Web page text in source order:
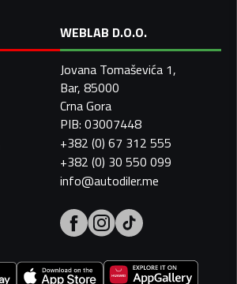
WEBLAB D.O.O.
Jovana Tomaševića 1,
Bar, 85000
Crna Gora
PIB: 03007448
+382 (0) 67 312 555
+382 (0) 30 550 099
info@autodiler.me